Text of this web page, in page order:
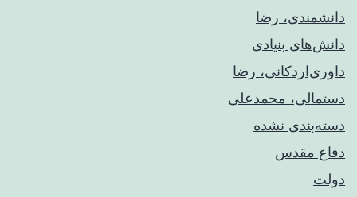
دانشمندی، رضا
دانش‌های بنیادی
داوری‌اردکانی، رضا
دستمالی، محمدعلی
دسته‌بندی نشده
دفاع مقدس
دولت